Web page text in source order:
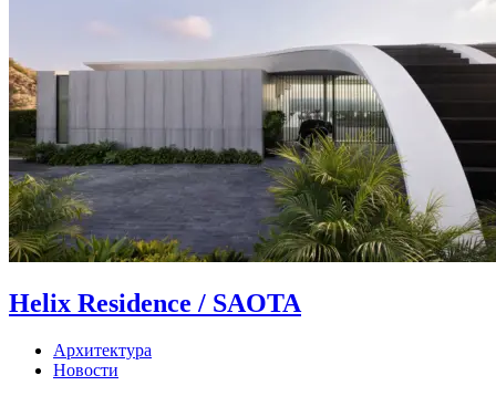
Helix Residence / SAOTA
Архитектура
Новости